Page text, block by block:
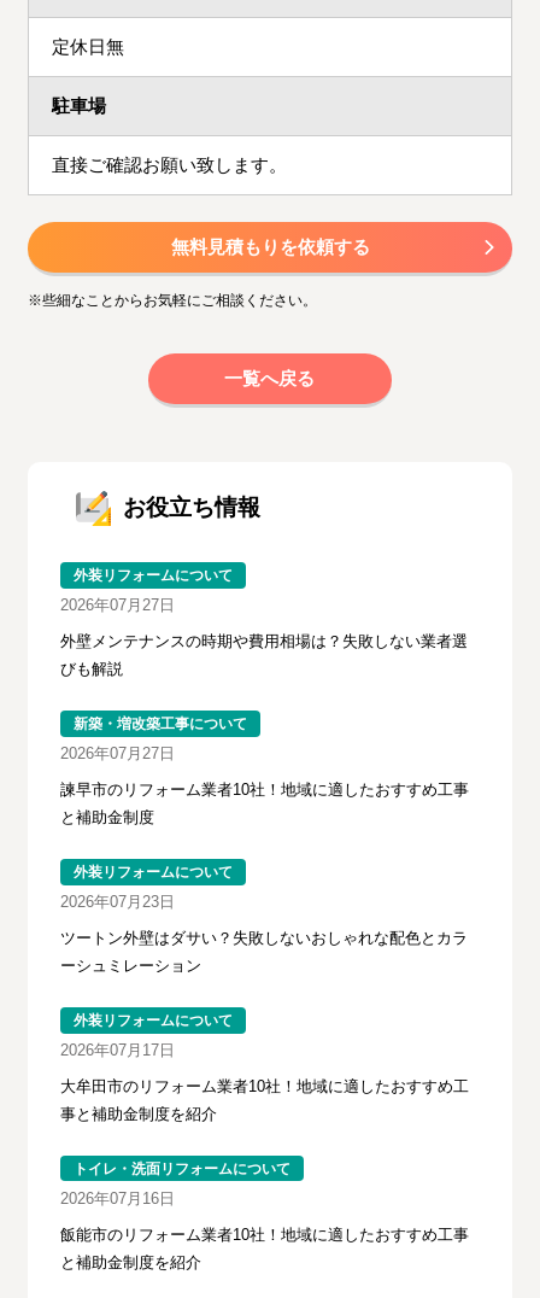
定休日無
駐車場
直接ご確認お願い致します。
無料見積もりを依頼する
※些細なことからお気軽にご相談ください。
一覧へ戻る
お役立ち情報
外装リフォームについて
2026年07月27日
外壁メンテナンスの時期や費用相場は？失敗しない業者選
びも解説
新築・増改築工事について
2026年07月27日
諫早市のリフォーム業者10社！地域に適したおすすめ工事
と補助金制度
外装リフォームについて
2026年07月23日
ツートン外壁はダサい？失敗しないおしゃれな配色とカラ
ーシュミレーション
外装リフォームについて
2026年07月17日
大牟田市のリフォーム業者10社！地域に適したおすすめ工
事と補助金制度を紹介
トイレ・洗面リフォームについて
2026年07月16日
飯能市のリフォーム業者10社！地域に適したおすすめ工事
と補助金制度を紹介